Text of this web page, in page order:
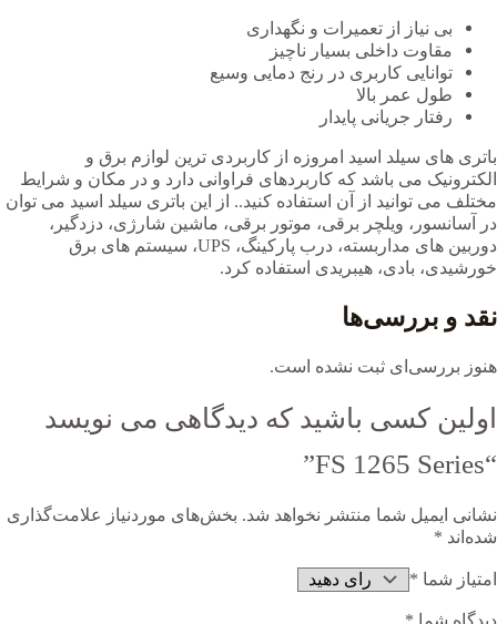
بی نیاز از تعمیرات و نگهداری
مقاوت داخلی بسیار ناچیز
توانایی کاربری در رنج دمایی وسیع
طول عمر بالا
رفتار جریانی پایدار
باتری های سیلد اسید امروزه از کاربردی ترین لوازم برق و
الکترونیک می باشد که کاربردهای فراوانی دارد و در مکان و شرایط
مختلف می توانید از آن استفاده کنید.. از این باتری سیلد اسید می توان
در آسانسور، ویلچر برقی، موتور برقی، ماشین شارژی، دزدگیر،
دوربین های مداربسته، درب پارکینگ، UPS، سیستم های برق
خورشیدی، بادی، هیبریدی استفاده کرد.
نقد و بررسی‌ها
هنوز بررسی‌ای ثبت نشده است.
اولین کسی باشید که دیدگاهی می نویسد
“FS 1265 Series”
نشانی ایمیل شما منتشر نخواهد شد. بخش‌های موردنیاز علامت‌گذاری
شده‌اند *
امتیاز شما *